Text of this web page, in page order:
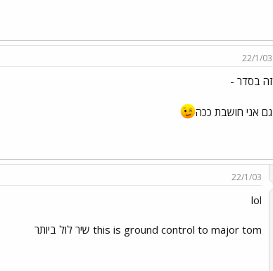
22/1/03
זה בסדר -
גם אני חושבת ככה
22/1/03
lol
this is ground control to major tom שיר לול ביותר